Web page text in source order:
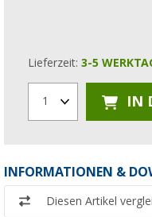
Lieferzeit: 3-5
1 IN
INFORMATIONEN &
Diesen Artikel